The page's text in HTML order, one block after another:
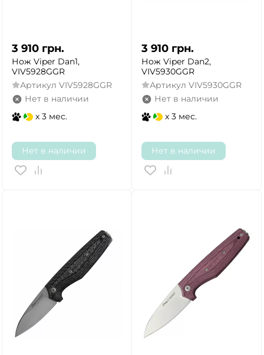
3 910 грн.
Нож Viper Dan1,
VIV5928GGR
Артикул VIV5928GGR
Нет в наличии
x 3 мес.
Нет в наличии
3 910 грн.
Нож Viper Dan2,
VIV5930GGR
Артикул VIV5930GGR
Нет в наличии
x 3 мес.
Нет в наличии